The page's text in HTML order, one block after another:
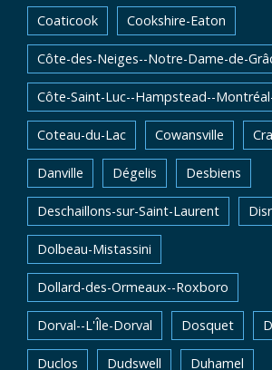
Coaticook Cookshire-Eaton
Côte-des-Neiges--Notre-Dame-de-
Côte-Saint-Luc--Hampstead--
Coteau-du-Lac Cowansville
Danville Dégelis Desbiens
Deschaillons-sur-Saint-Laurent
Dolbeau-Mistassini
Dollard-des-Ormeaux--Roxboro
Dorval--L'Île-Dorval Dosquet
Duclos Dudswell Duhamel